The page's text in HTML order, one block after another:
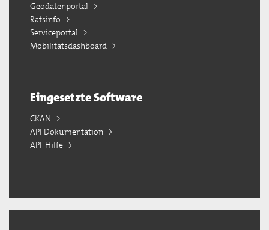
Geodatenportal
Ratsinfo
Serviceportal
Mobilitätsdashboard
Eingesetzte Software
CKAN
API Dokumentation
API-Hilfe